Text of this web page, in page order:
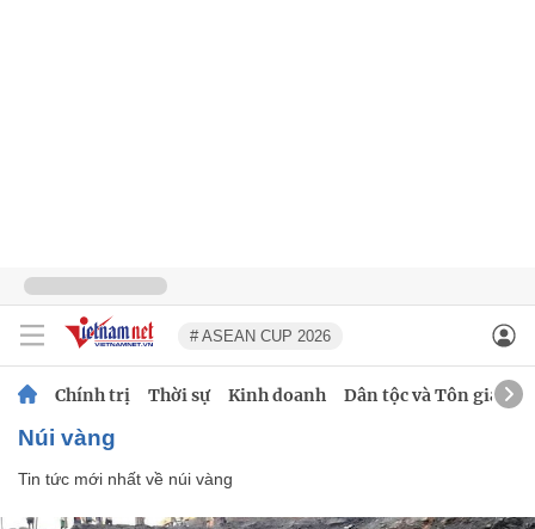
# ASEAN CUP 2026
Chính trị Thời sự Kinh doanh Dân tộc và Tôn giáo
núi vàng
Tin tức mới nhất về núi vàng